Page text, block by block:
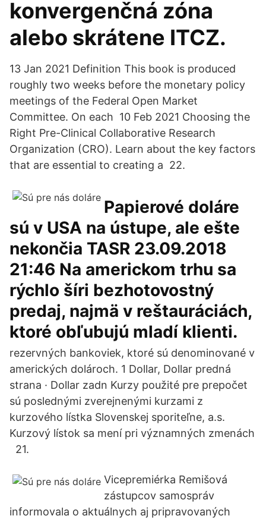
konvergenčná zóna
alebo skrátene ITCZ.
13 Jan 2021 Definition This book is produced
roughly two weeks before the monetary policy
meetings of the Federal Open Market
Committee. On each 10 Feb 2021 Choosing the
Right Pre-Clinical Collaborative Research
Organization (CRO). Learn about the key factors
that are essential to creating a 22.
Papierové doláre
sú v USA na ústupe, ale ešte
nekončia TASR 23.09.2018
21:46 Na americkom trhu sa
rýchlo šíri bezhotovostný
predaj, najmä v reštauráciách,
ktoré obľubujú mladí klienti.
rezervných bankoviek, ktoré sú denominované v
amerických dolároch. 1 Dollar, Dollar predná
strana · Dollar zadn Kurzy použité pre prepočet
sú poslednými zverejnenými kurzami z
kurzového lístka Slovenskej sporiteľne, a.s.
Kurzový lístok sa mení pri významných zmenách
21.
Vicepremiérka Remišová
zástupcov samospráv
informovala o aktuálnych aj pripravovaných